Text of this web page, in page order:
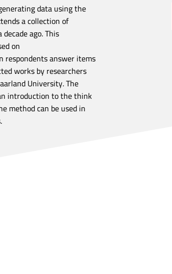
data using the
a collection of
ago. This
on
respondents answer items
works by researchers
University. The
introduction to the think
method can be used in